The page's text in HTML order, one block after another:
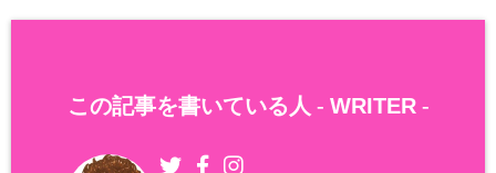
この記事を書いている人 - WRITER-